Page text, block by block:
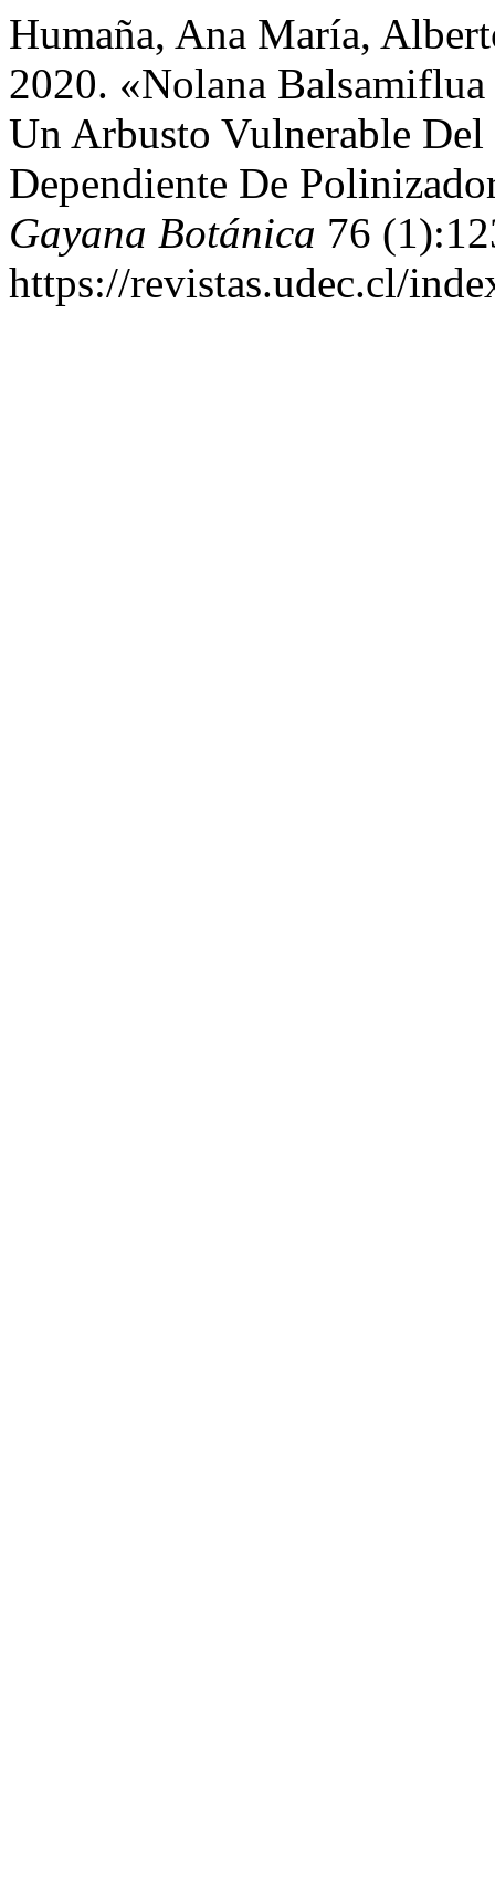
Humaña, Ana María,
2020. «Nolana
Un Arbusto Vulnerable Del
Dependiente De
Gayana Botánica 76
https://revistas.udec.cl/